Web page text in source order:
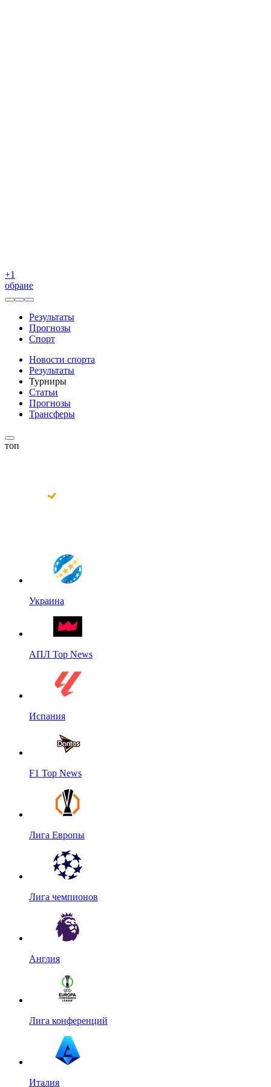
+1
обране
Результаты
Прогнозы
Спорт
Новости спорта
Результаты
Турниры
Статьи
Прогнозы
Трансферы
топ
Украина
АПЛ Top News
Испания
F1 Top News
Лига Европы
Лига чемпионов
Англия
Лига конференций
Италия